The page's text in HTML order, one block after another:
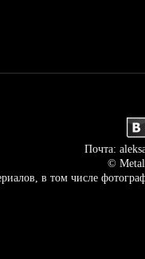
Почта:
©
в том числе